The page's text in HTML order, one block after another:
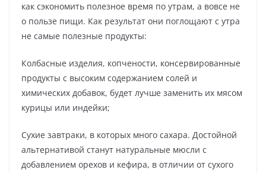
как сэкономить полезное время по утрам, а вовсе не
о пользе пищи. Как результат они поглощают с утра
не самые полезные продукты:
Колбасные изделия, копчености, консервированные
продукты с высоким содержанием солей и
химических добавок, будет лучше заменить их мясом
курицы или индейки;
Сухие завтраки, в которых много сахара. Достойной
альтернативой станут натуральные мюсли с
добавлением орехов и кефира, в отличии от сухого